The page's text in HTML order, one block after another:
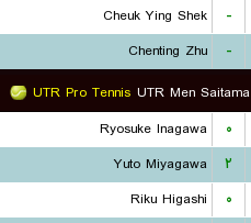
Cheuk Ying Shek -
Chenting Zhu
-
UTR Pro Tennis UTR Men Saitama
Ryosuke Inagawa
۰
Yuto Miyagawa
۲
Riku Higashi
۰